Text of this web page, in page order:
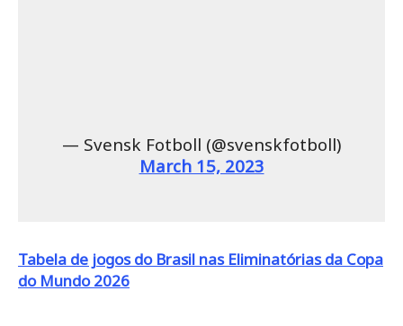
— Svensk Fotboll (@svenskfotboll)
March 15, 2023
Tabela de jogos do Brasil nas Eliminatórias da Copa
do Mundo 2026